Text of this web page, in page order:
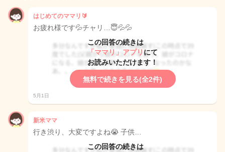
はじめてのママリ🔰
お疲れ様です💦チャリ…😇💦💦
この回答の続きは
「ママリ」アプリ にて
お読みいただけます！
無料で続きを見る(全2件)
5月1日
新米ママ
行き渋り、大変ですよね😭 子供…
この回答の続きは